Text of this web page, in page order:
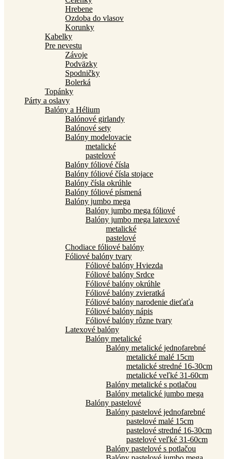
Hrebene
Ozdoba do vlasov
Korunky
Kabelky
Pre nevestu
Závoje
Podväzky
Spodničky
Bolerká
Topánky
Párty a oslavy
Balóny a Hélium
Balónové girlandy
Balónové sety
Balóny modelovacie
metalické
pastelové
Balóny fóliové čísla
Balóny fóliové čísla stojace
Balóny čísla okrúhle
Balóny fóliové písmená
Balóny jumbo mega
Balóny jumbo mega fóliové
Balóny jumbo mega latexové
metalické
pastelové
Chodiace fóliové balóny
Fóliové balóny tvary
Fóliové balóny Hviezda
Fóliové balóny Srdce
Fóliové balóny okrúhle
Fóliové balóny zvieratká
Fóliové balóny narodenie dieťaťa
Fóliové balóny nápis
Fóliové balóny rôzne tvary
Latexové balóny
Balóny metalické
Balóny metalické jednofarebné
metalické malé 15cm
metalické stredné 16-30cm
metalické veľké 31-60cm
Balóny metalické s potlačou
Balóny metalické jumbo mega
Balóny pastelové
Balóny pastelové jednofarebné
pastelové malé 15cm
pastelové stredné 16-30cm
pastelové veľké 31-60cm
Balóny pastelové s potlačou